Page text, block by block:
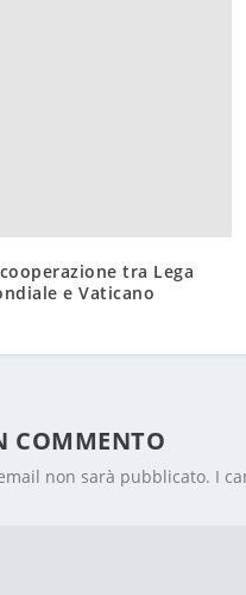
tra Lega
e Vaticano
COMMENTO
non sarà pubblicato. I